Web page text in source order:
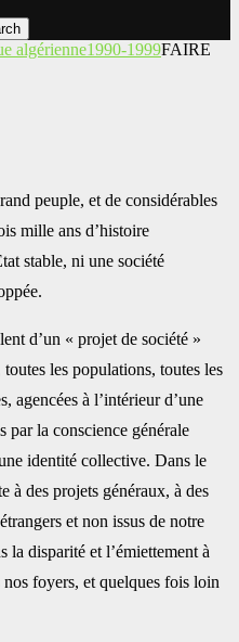
algérienne1990-1999FAIRE
peuple, et de considérables
mille ans d’histoire
stable, ni une société
d’un « projet de société »
les populations, toutes les
agencées à l’intérieur d’une
par la conscience générale
identité collective. Dans le
à des projets généraux, à des
et non issus de notre
disparité et l’émiettement à
foyers, et quelques fois loin